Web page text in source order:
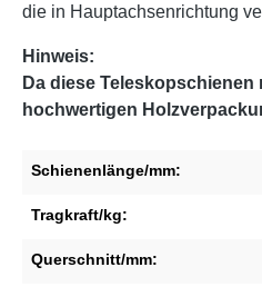
die in Hauptachsenrichtung
Hinweis:
Da diese
hochwertigen
Schienenlänge/mm:
Tragkraft/kg:
Querschnitt/mm: